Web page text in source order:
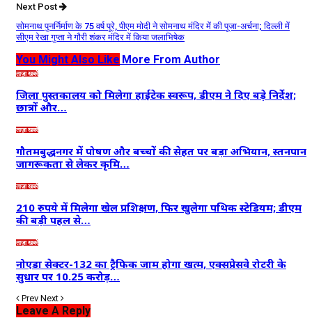
Next Post
सोमनाथ पुनर्निर्माण के 75 वर्ष पूरे, पीएम मोदी ने सोमनाथ मंदिर में की पूजा-अर्चना; दिल्ली में
सीएम रेखा गुप्ता ने गौरी शंकर मंदिर में किया जलाभिषेक
You Might Also Like More From Author
ताज़ा खबरें
जिला पुस्तकालय को मिलेगा हाईटेक स्वरूप, डीएम ने दिए बड़े निर्देश;
छात्रों और…
ताज़ा खबरें
गौतमबुद्धनगर में पोषण और बच्चों की सेहत पर बड़ा अभियान, स्तनपान
जागरूकता से लेकर कृमि…
ताज़ा खबरें
210 रुपये में मिलेगा खेल प्रशिक्षण, फिर खुलेगा पथिक स्टेडियम; डीएम
की बड़ी पहल से…
ताज़ा खबरें
नोएडा सेक्टर-132 का ट्रैफिक जाम होगा खत्म, एक्सप्रेसवे रोटरी के
सुधार पर 10.25 करोड़…
Prev Next
Leave A Reply